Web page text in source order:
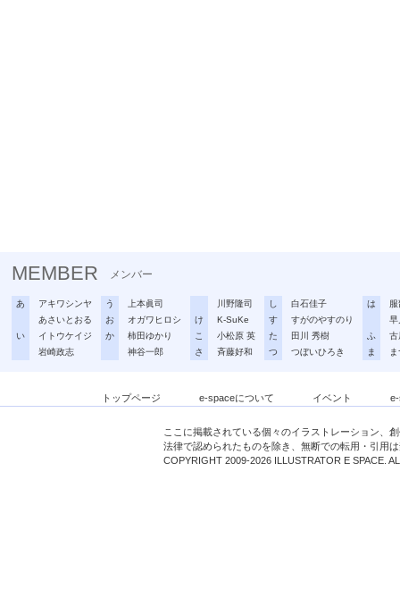
MEMBER メンバー
あ
アキワシンヤ
あさいとおる
い
イトウケイジ
岩崎政志
う
上本眞司
お
オガワヒロシ
か
柿田ゆかり
神谷一郎
川野隆司
け
K-SuKe
こ
小松原 英
さ
斉藤好和
し
白石佳子
す
すがのやすのり
た
田川 秀樹
つ
つぼいひろき
は
早
ふ
古
ま
トップページ e-spaceについて イベント
ここに掲載されている個々のイラストレーション、
法律で認められたものを除き、無断での転用・引用
COPYRIGHT 2009-2026 ILLUSTRATOR E SPACE.